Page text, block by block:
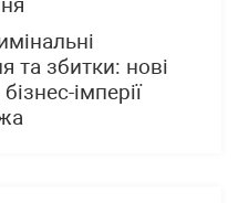
та збитки: нові
імперії